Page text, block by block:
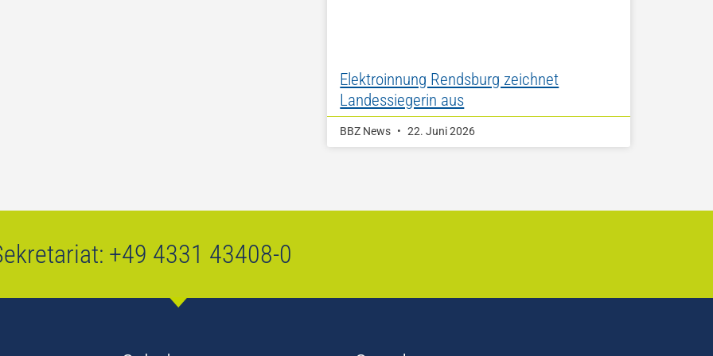
Elektroinnung Rendsburg zeichnet
Landessiegerin aus
BBZ News 22. Juni 2026
+49 4331 43408-0